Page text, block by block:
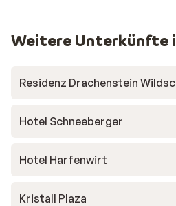
Weitere Unterkünfte
Residenz Drachenstein
Hotel Schneeberger
Hotel Harfenwirt
Kristall Plaza